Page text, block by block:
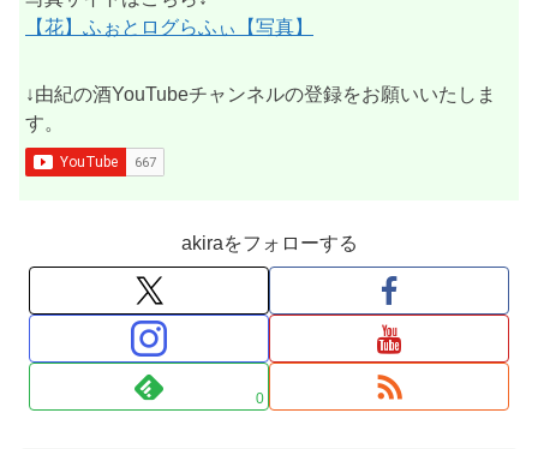
【花】ふぉとログらふぃ【写真】
↓由紀の酒YouTubeチャンネルの登録をお願いいたしま
す。
akiraをフォローする
0